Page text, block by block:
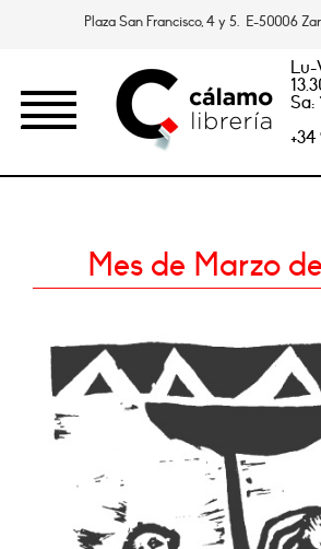
Plaza San Francisco, 4 y 5. E-50006
Lu-
Sa:
+34
Mes de Marzo